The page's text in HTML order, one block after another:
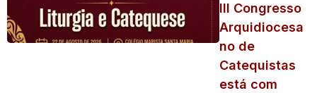
III Congresso
Arquidiocesa
no de
Catequistas
está com